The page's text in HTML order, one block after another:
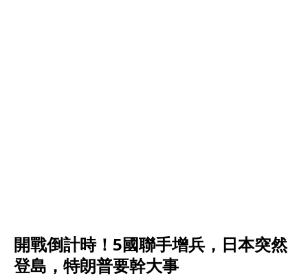
開戰倒計時！5國聯手增兵，日本突然
登島，特朗普要幹大事